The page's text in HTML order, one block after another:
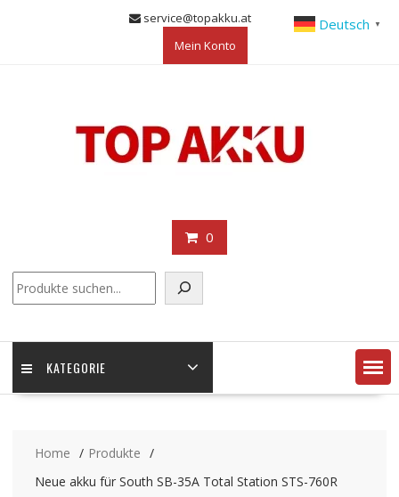
service@topakku.at
Mein Konto
0
KATEGORIE
Home
Produkte
Neue akku für South SB-35A Total Station STS-760R
Deutsch ▼